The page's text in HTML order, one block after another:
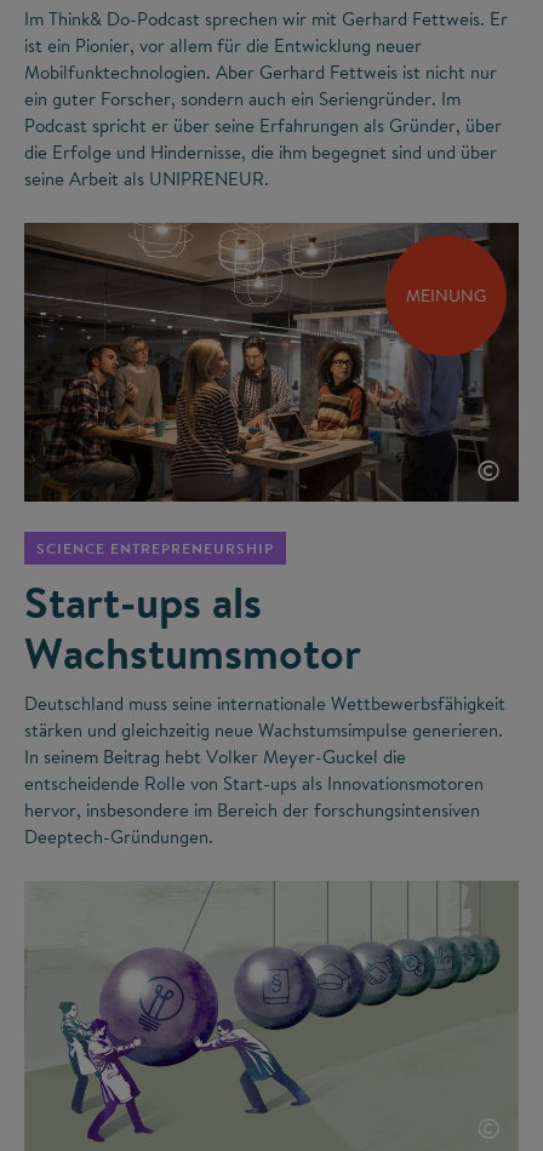
Im Think& Do-Podcast sprechen wir mit Gerhard Fettweis. Er
ist ein Pionier, vor allem für die Entwicklung neuer
Mobilfunktechnologien. Aber Gerhard Fettweis ist nicht nur
ein guter Forscher, sondern auch ein Seriengründer. Im
Podcast spricht er über seine Erfahrungen als Gründer, über
die Erfolge und Hindernisse, die ihm begegnet sind und über
seine Arbeit als UNIPRENEUR.
MEINUNG
©
SCIENCE ENTREPRENEURSHIP
Start-ups als
Wachstumsmotor
Deutschland muss seine internationale Wettbewerbsfähigkeit
stärken und gleichzeitig neue Wachstumsimpulse generieren.
In seinem Beitrag hebt Volker Meyer-Guckel die
entscheidende Rolle von Start-ups als Innovationsmotoren
hervor, insbesondere im Bereich der forschungsintensiven
Deeptech-Gründungen.
©